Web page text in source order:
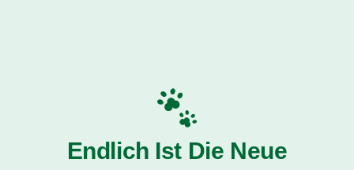
Endlich Ist Die Neue